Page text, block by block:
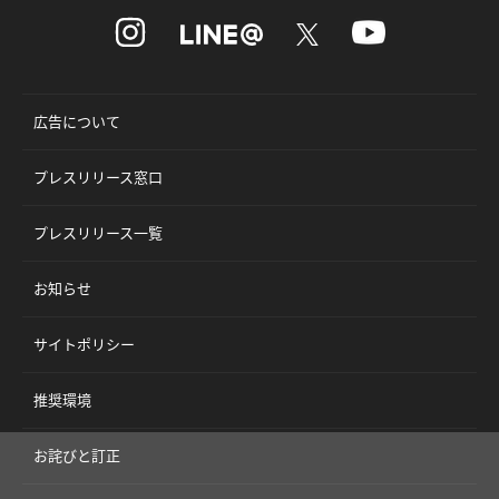
広告について
プレスリリース窓口
プレスリリース一覧
お知らせ
サイトポリシー
推奨環境
お詫びと訂正